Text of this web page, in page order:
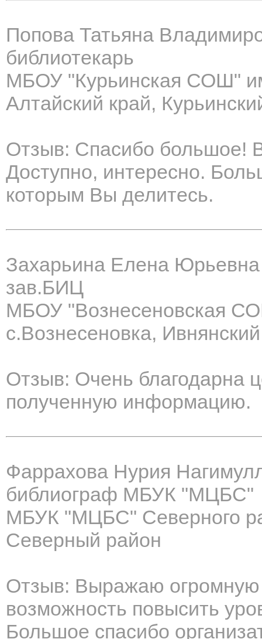
Попова Татьяна
библиотекарь
МБОУ "Курьинская СОШ"
Алтайский край,
Отзыв: Спасибо большое!
Доступно, интересно.
которым Вы делитесь.
Захарьина Елена Юрьевна
зав.БИЦ
МБОУ "Вознесеновская
с.Вознесеновка,
Отзыв: Очень благодарна
полученную информацию.
Фаррахова Нурия
библиограф МБУК "МЦБС"
МБУК "МЦБС" Северного
Северный район
Отзыв: Выражаю огромную
возможность повысить
Большое спасибо